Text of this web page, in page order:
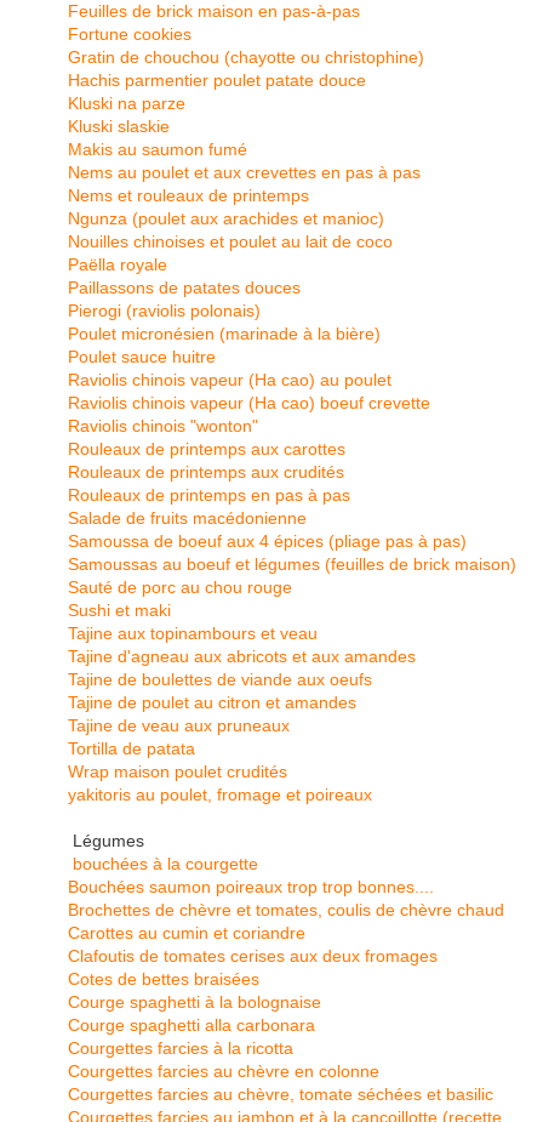
Feuilles de brick maison en pas-à-pas
Fortune cookies
Gratin de chouchou (chayotte ou christophine)
Hachis parmentier poulet patate douce
Kluski na parze
Kluski slaskie
Makis au saumon fumé
Nems au poulet et aux crevettes en pas à pas
Nems et rouleaux de printemps
Ngunza (poulet aux arachides et manioc)
Nouilles chinoises et poulet au lait de coco
Paëlla royale
Paillassons de patates douces
Pierogi (raviolis polonais)
Poulet micronésien (marinade à la bière)
Poulet sauce huitre
Raviolis chinois vapeur (Ha cao) au poulet
Raviolis chinois vapeur (Ha cao) boeuf crevette
Raviolis chinois "wonton"
Rouleaux de printemps aux carottes
Rouleaux de printemps aux crudités
Rouleaux de printemps en pas à pas
Salade de fruits macédonienne
Samoussa de boeuf aux 4 épices (pliage pas à pas)
Samoussas au boeuf et légumes (feuilles de brick maison)
Sauté de porc au chou rouge
Sushi et maki
Tajine aux topinambours et veau
Tajine d'agneau aux abricots et aux amandes
Tajine de boulettes de viande aux oeufs
Tajine de poulet au citron et amandes
Tajine de veau aux pruneaux
Tortilla de patata
Wrap maison poulet crudités
yakitoris au poulet, fromage et poireaux
Légumes
bouchées à la courgette
Bouchées saumon poireaux trop trop bonnes....
Brochettes de chèvre et tomates, coulis de chèvre chaud
Carottes au cumin et coriandre
Clafoutis de tomates cerises aux deux fromages
Cotes de bettes braisées
Courge spaghetti à la bolognaise
Courge spaghetti alla carbonara
Courgettes farcies à la ricotta
Courgettes farcies au chèvre en colonne
Courgettes farcies au chèvre, tomate séchées et basilic
Courgettes farcies au jambon et à la cancoillotte (recette